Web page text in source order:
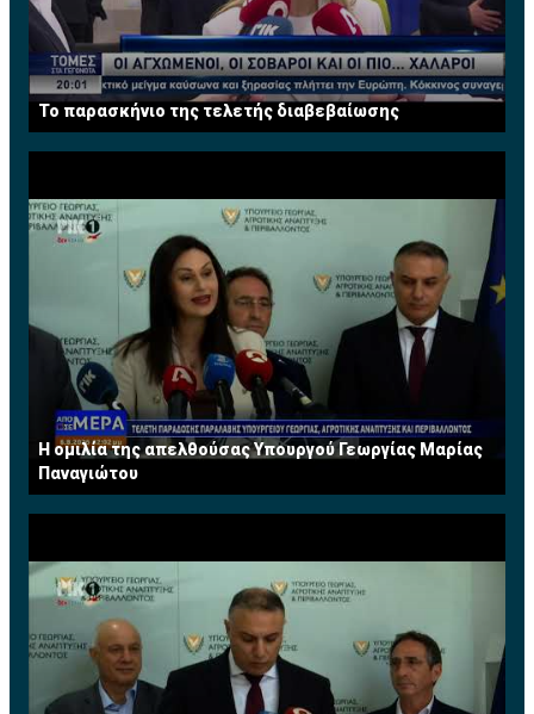
Το παρασκήνιο της τελετής διαβεβαίωσης
Η ομιλία της απελθούσας Υπουργού Γεωργίας Μαρίας
Παναγιώτου